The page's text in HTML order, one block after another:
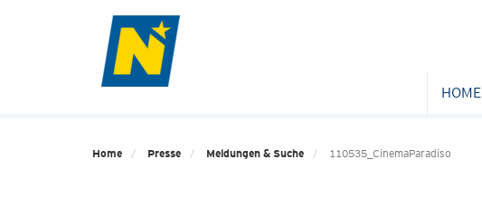
HOME
Home Presse Meldungen & Suche 110535_CinemaParadiso